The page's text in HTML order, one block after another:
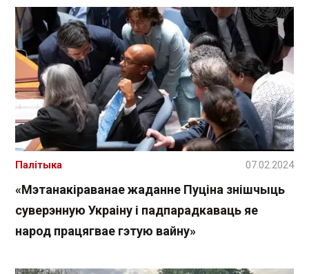
«Мэтанакіраванае жаданне Пуціна знішчыць
суверэнную Украіну і падпарадкаваць яе
народ працягвае гэтую вайну»
Палітыка 07.02.2024